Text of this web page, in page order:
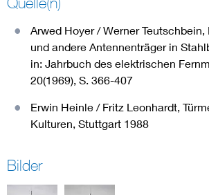
Arwed Hoyer / Werner
und andere Antennenträger in
in: Jahrbuch des elektrischen
20(1969), S. 366-407
Erwin Heinle / Fritz Leonhardt,
Kulturen, Stuttgart 1988
Bilder